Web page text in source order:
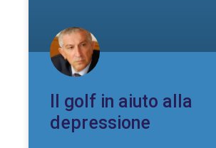
Il golf in aiuto alla
depressione